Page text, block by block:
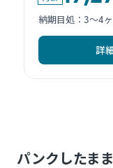
パンクしたま